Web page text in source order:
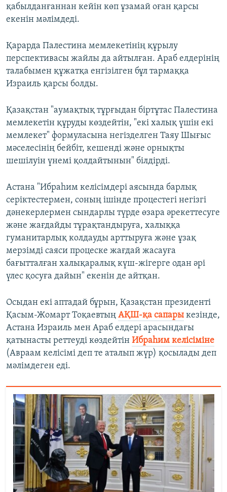
қабылданғаннан кейін көп ұзамай оған қарсы
екенін мәлімдеді.
Қарарда Палестина мемлекетінің құрылу
перспективасы жайлы да айтылған. Араб елдерінің
талабымен құжатқа енгізілген бұл тармаққа
Израиль қарсы болды.
Қазақстан "аумақтық тұрғыдан біртұтас Палестина
мемлекетін құруды көздейтін, "екі халық үшін екі
мемлекет" формуласына негізделген Таяу Шығыс
мәселесінің бейбіт, кешенді және орнықты
шешілуін үнемі қолдайтынын" білдірді.
Астана "Ибраһим келісімдері аясында барлық
серіктестермен, соның ішінде процестегі негізгі
дәнекерлермен сындарлы түрде өзара әрекеттесуге
және жағдайды тұрақтандыруға, халыққа
гуманитарлық колдауды арттыруға және ұзақ
мерзімді саяси процеске жағдай жасауға
бағытталған халықаралық күш-жігерге одан әрі
үлес қосуға дайын" екенін де айтқан.
Осыдан екі аптадай бұрын, Қазақстан президенті
Қасым-Жомарт Тоқаевтың АҚШ-қа сапары кезінде,
Астана Израиль мен Араб елдері арасындағы
қатынасты реттеуді көздейтін Ибраһим келісіміне
(Авраам келісімі деп те аталып жүр) қосылады деп
мәлімдеген еді.